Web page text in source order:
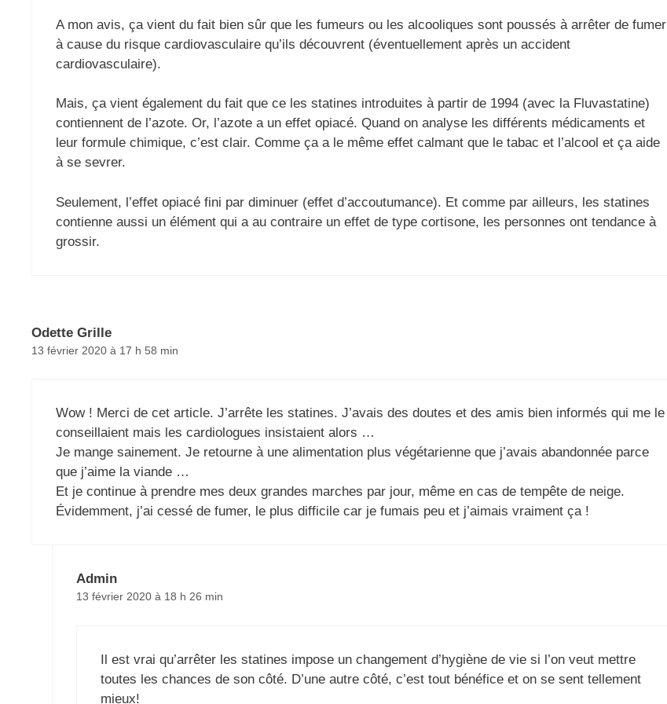
A mon avis, ça vient du fait bien sûr que les fumeurs ou les alcooliques sont poussés à arrêter de fumer
à cause du risque cardiovasculaire qu’ils découvrent (éventuellement après un accident
cardiovasculaire).
Mais, ça vient également du fait que ce les statines introduites à partir de 1994 (avec la Fluvastatine)
contiennent de l’azote. Or, l’azote a un effet opiacé. Quand on analyse les différents médicaments et
leur formule chimique, c’est clair. Comme ça a le même effet calmant que le tabac et l’alcool et ça aide
à se sevrer.
Seulement, l’effet opiacé fini par diminuer (effet d’accoutumance). Et comme par ailleurs, les statines
contienne aussi un élément qui a au contraire un effet de type cortisone, les personnes ont tendance à
grossir.
Odette Grille
13 février 2020 à 17 h 58 min
Wow ! Merci de cet article. J’arrête les statines. J’avais des doutes et des amis bien informés qui me le
conseillaient mais les cardiologues insistaient alors …
Je mange sainement. Je retourne à une alimentation plus végétarienne que j’avais abandonnée parce
que j’aime la viande …
Et je continue à prendre mes deux grandes marches par jour, même en cas de tempête de neige.
Évidemment, j’ai cessé de fumer, le plus difficile car je fumais peu et j’aimais vraiment ça !
Admin
13 février 2020 à 18 h 26 min
Il est vrai qu’arrêter les statines impose un changement d’hygiène de vie si l’on veut mettre
toutes les chances de son côté. D’une autre côté, c’est tout bénéfice et on se sent tellement
mieux!